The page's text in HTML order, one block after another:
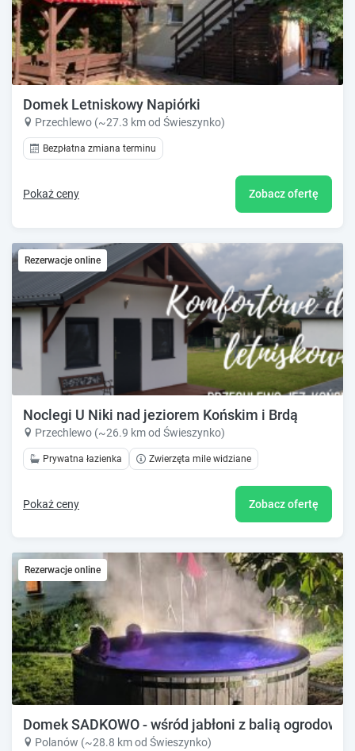
Domek Letniskowy Napiórki
Przechlewo (~27.3 km od Świeszynko)
Bezpłatna zmiana terminu
Pokaż ceny Zobacz ofertę
Rezerwacje online
Noclegi U Niki nad jeziorem Końskim i Brdą
Przechlewo (~26.9 km od Świeszynko)
Prywatna łazienka Zwierzęta mile widziane
Pokaż ceny Zobacz ofertę
Rezerwacje online
Domek SADKOWO - wśród jabłoni z balią ogrodową
Polanów (~28.8 km od Świeszynko)